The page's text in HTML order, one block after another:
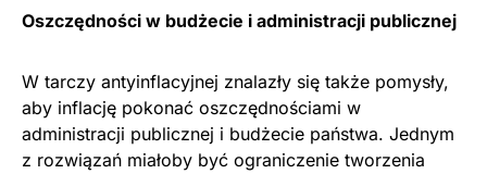
Oszczędności w budżecie i administracji publicznej
W tarczy antyinflacyjnej znalazły się także pomysły,
aby inflację pokonać oszczędnościami w
administracji publicznej i budżecie państwa. Jednym
z rozwiązań miałoby być ograniczenie tworzenia